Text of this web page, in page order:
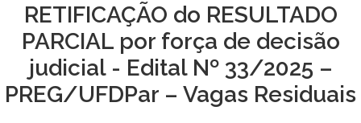
Ministério da Fazenda
Ministério dos Transportes, Portos e Aviação Civil
Ministério da Agricultura, Pecuária e Abastecimento
RETIFICAÇÃO do RESULTADO
PARCIAL por força de decisão
judicial - Edital Nº 33/2025 –
PREG/UFDPar – Vagas Residuais